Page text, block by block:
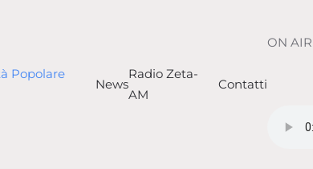
Popolare
News
Radio Zeta-
AM
Contatti
ON